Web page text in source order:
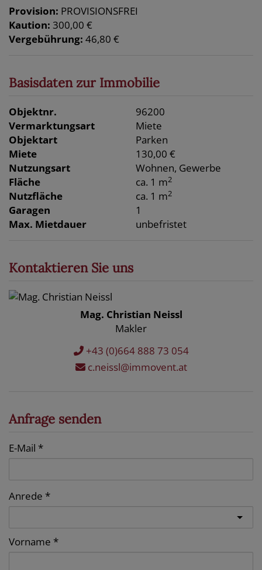
Provision: PROVISIONSFREI
Kaution: 300,00 €
Vergebührung: 46,80 €
Basisdaten zur Immobilie
Objektnr.
96200
Vermarktungsart
Miete
Objektart
Parken
Miete
130,00 €
Nutzungsart
Wohnen Gewerbe
Fläche
ca. 1 m2
Nutzfläche ca. 1 m2
Garagen
1
Max. Mietdauer
unbefristet
Kontaktieren Sie uns
Mag. Christian Neissl
Makler
+43 (0)664 888 73 054
c.neissl@immovent.at
Anfrage senden
E-Mail
Anrede
Vorname